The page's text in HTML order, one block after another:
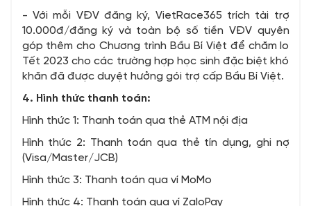
- Với mỗi VĐV đăng ký, VietRace365 trích tài trợ
10.000đ/đăng ký và toàn bộ số tiền VĐV quyên
góp thêm cho Chương trình Bầu Bí Việt để chăm lo
Tết 2023 cho các trường hợp học sinh đặc biệt khó
khăn đã được duyệt hưởng gói trợ cấp Bầu Bí Việt.
4. Hình thức thanh toán:
Hình thức 1: Thanh toán qua thẻ ATM nội địa
Hình thức 2: Thanh toán qua thẻ tín dụng, ghi nợ
(Visa/Master/JCB)
Hình thức 3: Thanh toán qua ví MoMo
Hình thức 4: Thanh toán qua ví ZaloPay